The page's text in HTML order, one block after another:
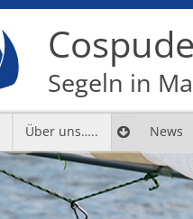
Segeln in
Über uns….. News